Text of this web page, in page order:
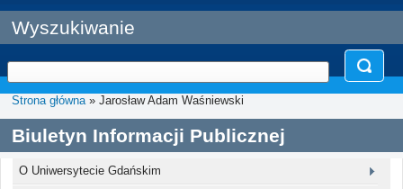
Wyszukiwanie
Strona główna» Jarosław Adam Waśniewski
Biuletyn Informacji Publicznej
O Uniwersytecie Gdańskim